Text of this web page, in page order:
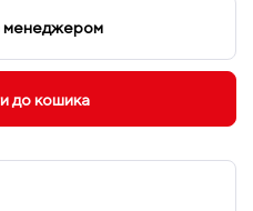
до кошика
менеджером